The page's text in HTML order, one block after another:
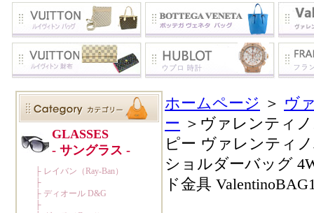
ホームページ ＞ ヴ
ー ＞ヴァレンティ
ピー ヴァレンティ
ショルダーバッグ
ド金具